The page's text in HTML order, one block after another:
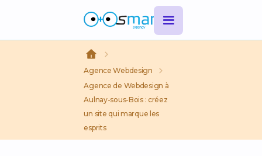
Agence Webdesign
Agence de Webdesign à
Aulnay-sous-Bois : créez
un site qui marque les
esprits